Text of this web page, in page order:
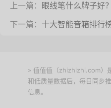
上一篇： 眼线笔什么牌子好
下一篇： 十大智能音箱排行
» 值值值（zhizhizhi.com）
和低质量数据后，每日同步
信息。